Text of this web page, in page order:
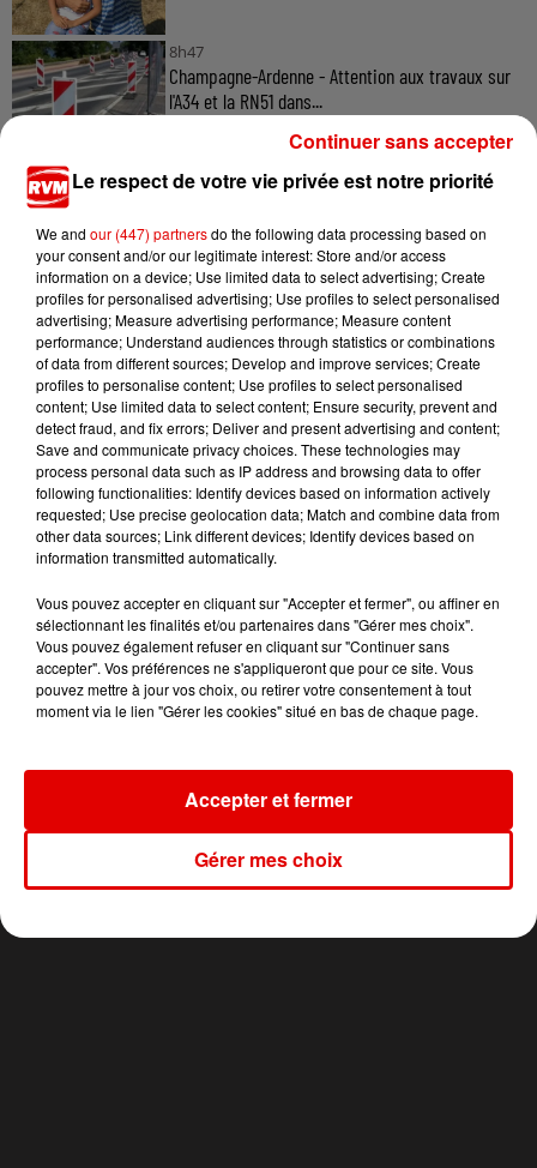
8h47
Champagne-Ardenne - Attention aux travaux sur
l'A34 et la RN51 dans...
Ardennes - 4 personnes transportées à l'hôpital
après une collision...
TITRES DIFFUSÉS
22h50
22h50
JECK & CARLA
22h45
22h45
THE CORRS CHILOO
Le respect de votre vie privée est notre priorité
We and our (447) partnersdo the following data processing based on
your consent and/or our legitimate interest: Store and/or access
information on a device; Use limited data to select advertising; Create
profiles for personalised advertising; Use profiles to select personalised
advertising; Measure advertising performance; Measure content
performance; Understand audiences through statistics or combinations
of data from different sources; Develop and improve services; Create
profiles to personalise content; Use profiles to select personalised
content; Use limited data to select content; Ensure security, prevent and
detect fraud, and fix errors; Deliver and present advertising and content;
Save and communicate privacy choices. These technologies may
process personal data such as IP address and browsing data to offer
following functionalities: Identify devices based on information actively
requested; Use precise geolocation data; Match and combine data from
other data sources; Link different devices; Identify devices based on
information transmitted automatically.
Vous pouvez accepter en cliquant sur "Accepter et fermer", ou affiner en
sélectionnant les finalités et/ou partenaires dans "Gérer mes choix".
Vous pouvez également refuser en cliquant sur "Continuer sans
accepter". Vos préférences ne s'appliqueront que pour ce site. Vous
pouvez mettre à jour vos choix, ou retirer votre consentement à tout
moment via le lien "Gérer les cookies" situé en bas de chaque page.
Gérer mes choix
Accepter et fermer
Continuer sans accepter